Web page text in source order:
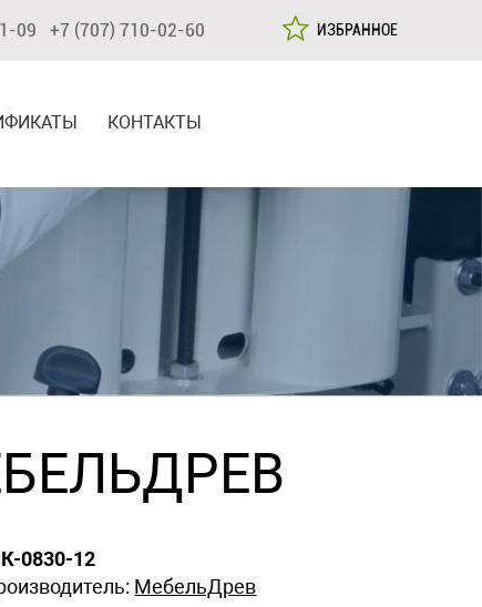
09 +7 (707) 710-02-60 ИЗБРАННОЕ
КОНТАКТЫ
0830-12
МебельДрев